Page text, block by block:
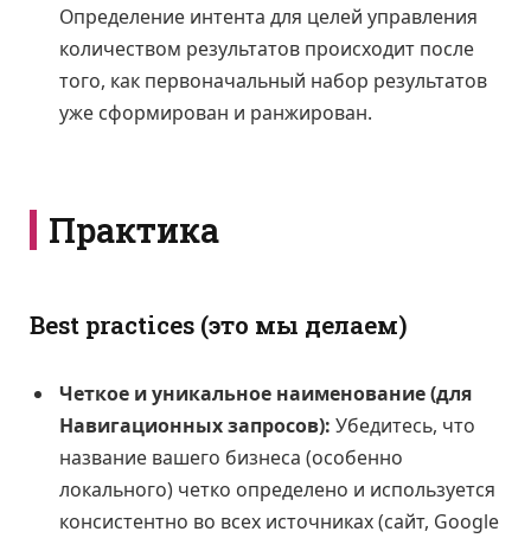
Определение интента для целей управления
количеством результатов происходит после
того, как первоначальный набор результатов
уже сформирован и ранжирован.
Практика
Best practices (это мы делаем)
Четкое и уникальное наименование (для
Навигационных запросов): Убедитесь, что
название вашего бизнеса (особенно
локального) четко определено и используется
консистентно во всех источниках (сайт, Google